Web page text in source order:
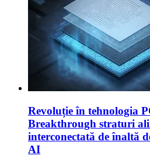
Revoluție în tehnologia
Breakthrough straturi
interconectată de înaltă
AI